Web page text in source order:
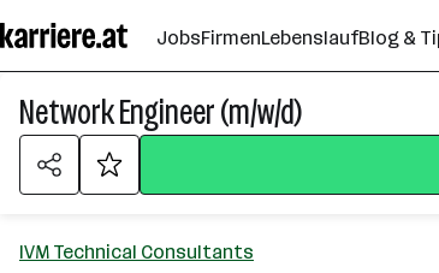
Seiteninhalt
springen
JobsFirmenLebenslaufBlog &
Network Engineer (m/w/d)
IVM Technical Consultants